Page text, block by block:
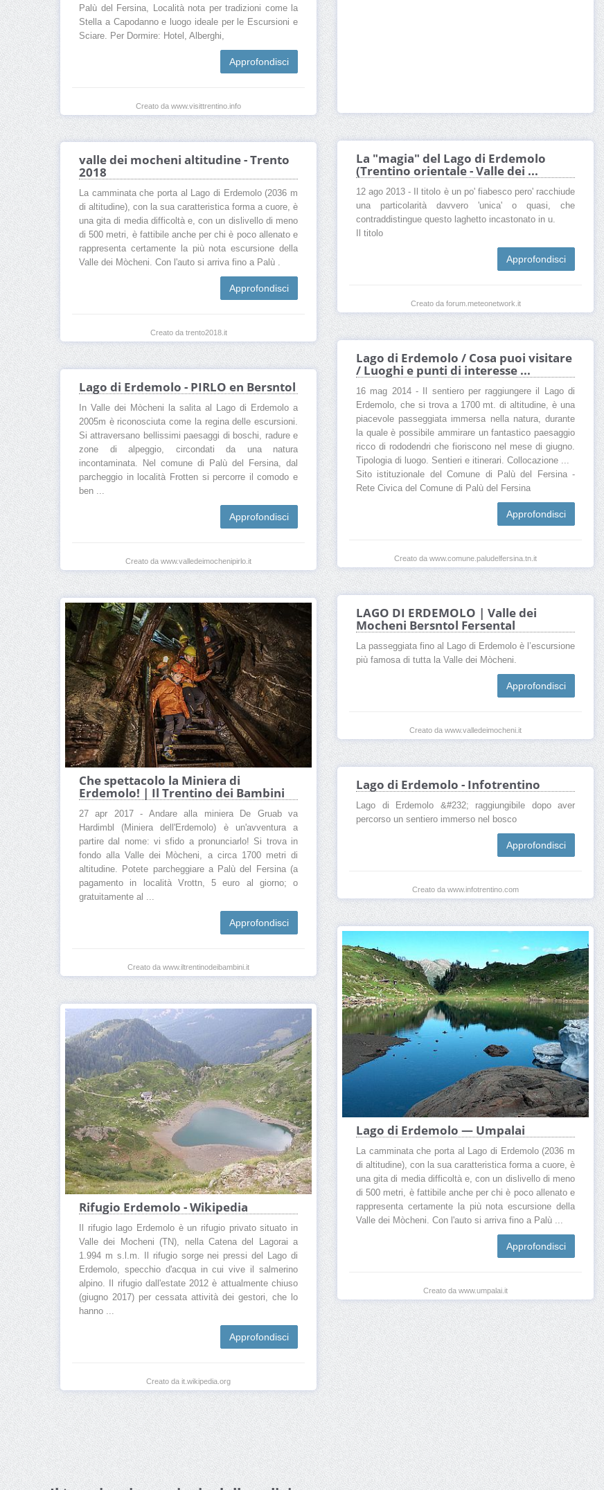
Palù del Fersina, Località nota per tradizioni come la
Stella a Capodanno e luogo ideale per le Escursioni e
Sciare. Per Dormire: Hotel, Alberghi,
Approfondisci
Creato da www.visittrentino.info
La "magia" del Lago di Erdemolo
(Trentino orientale - Valle dei ...
12 ago 2013 - Il titolo è un po' fiabesco pero' racchiude
una particolarità davvero 'unica' o quasi, che
contraddistingue questo laghetto incastonato in u.
Il titolo
Approfondisci
Creato da forum.meteonetwork.it
valle dei mocheni altitudine - Trento
2018
La camminata che porta al Lago di Erdemolo (2036 m
di altitudine), con la sua caratteristica forma a cuore, è
una gita di media difficoltà e, con un dislivello di meno
di 500 metri, è fattibile anche per chi è poco allenato e
rappresenta certamente la più nota escursione della
Valle dei Mòcheni. Con l'auto si arriva fino a Palù .
Approfondisci
Creato da trento2018.it
Lago di Erdemolo / Cosa puoi visitare
/ Luoghi e punti di interesse ...
16 mag 2014 - Il sentiero per raggiungere il Lago di
Erdemolo, che si trova a 1700 mt. di altitudine, è una
piacevole passeggiata immersa nella natura, durante
la quale è possibile ammirare un fantastico paesaggio
ricco di rododendri che fioriscono nel mese di giugno.
Tipologia di luogo. Sentieri e itinerari. Collocazione ...
Sito istituzionale del Comune di Palù del Fersina -
Rete Civica del Comune di Palù del Fersina
Approfondisci
Creato da www.comune.paludelfersina.tn.it
Lago di Erdemolo - PIRLO en Bersntol
In Valle dei Mòcheni la salita al Lago di Erdemolo a
2005m è riconosciuta come la regina delle escursioni.
Si attraversano bellissimi paesaggi di boschi, radure e
zone di alpeggio, circondati da una natura
incontaminata. Nel comune di Palù del Fersina, dal
parcheggio in località Frotten si percorre il comodo e
ben ...
Approfondisci
Creato da www.valledeimochenipirlo.it
LAGO DI ERDEMOLO | Valle dei
Mocheni Bersntol Fersental
La passeggiata fino al Lago di Erdemolo è l’escursione
più famosa di tutta la Valle dei Mòcheni.
Approfondisci
Creato da www.valledeimocheni.it
Che spettacolo la Miniera di
Erdemolo! | Il Trentino dei Bambini
27 apr 2017 - Andare alla miniera De Gruab va
Hardimbl (Miniera dell'Erdemolo) è un'avventura a
partire dal nome: vi sfido a pronunciarlo! Si trova in
fondo alla Valle dei Mòcheni, a circa 1700 metri di
altitudine. Potete parcheggiare a Palù del Fersina (a
pagamento in località Vrottn, 5 euro al giorno; o
gratuitamente al ...
Approfondisci
Creato da www.iltrentinodeibambini.it
Lago di Erdemolo - Infotrentino
Lago di Erdemolo &#232; raggiungibile dopo aver
percorso un sentiero immerso nel bosco
Approfondisci
Creato da www.infotrentino.com
Lago di Erdemolo — Umpalai
La camminata che porta al Lago di Erdemolo (2036 m
di altitudine), con la sua caratteristica forma a cuore, è
una gita di media difficoltà e, con un dislivello di meno
di 500 metri, è fattibile anche per chi è poco allenato e
rappresenta certamente la più nota escursione della
Valle dei Mòcheni. Con l'auto si arriva fino a Palù ...
Approfondisci
Creato da www.umpalai.it
Rifugio Erdemolo - Wikipedia
Il rifugio lago Erdemolo è un rifugio privato situato in
Valle dei Mocheni (TN), nella Catena del Lagorai a
1.994 m s.l.m. Il rifugio sorge nei pressi del Lago di
Erdemolo, specchio d'acqua in cui vive il salmerino
alpino. Il rifugio dall'estate 2012 è attualmente chiuso
(giugno 2017) per cessata attività dei gestori, che lo
hanno ...
Approfondisci
Creato da it.wikipedia.org